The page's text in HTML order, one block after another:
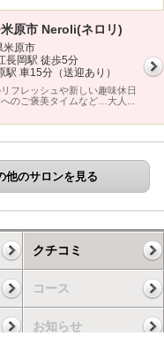
米原市 Neroli(ネロリ)
米原市
長岡駅 徒歩5分
駅 車15分（送迎あり）
フレッシュや新しい趣味休日
のご褒美タイムなど…大人...
他のサロンを見る
クチコミ
コース
お知らせ